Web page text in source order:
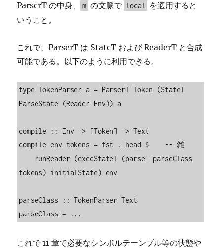
ParserT の中身、
m の文脈で local
を適用すると
いうこと。
これで、ParserT は StateT および ReaderT と合成
可能である。以下のように利用できる。
type TokenParser a = ParserT Token (StateT
ParseState (Reader Env)) a
compile :: Env -> [Token] -> Text
compile env tokens = fst . head $    -- 雑
tokens) initialState) env
parseClass :: TokenParser Text
parseClass = ...
これで 11 章で必要なシンボルテーンブル等の状態や